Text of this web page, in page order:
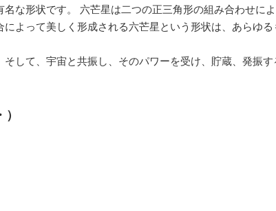
な形状です。 六芒星は二つの正三角形の組み合わせに
よって美しく形成される六芒星という形状は、あらゆ
して、宇宙と共振し、そのパワーを受け、貯蔵、発振す